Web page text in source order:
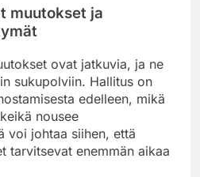
muutokset ja
ovat jatkuvia, ja ne
sukupolviin. Hallitus on
edelleen, mikä
nousee
voi johtaa siihen, että
tarvitsevat enemmän aikaa